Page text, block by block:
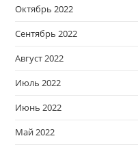
Октябрь 2022
Сентябрь 2022
Август 2022
Июль 2022
Июнь 2022
Май 2022